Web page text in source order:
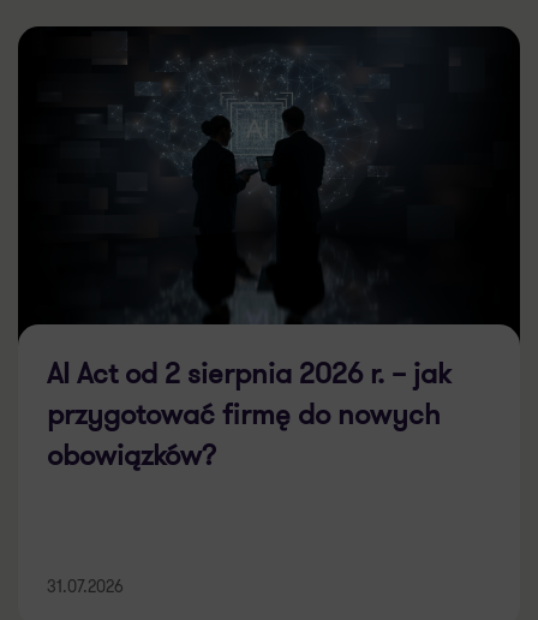
AI Act od 2 sierpnia 2026 r. – jak
przygotować firmę do nowych
obowiązków?
31.07.2026